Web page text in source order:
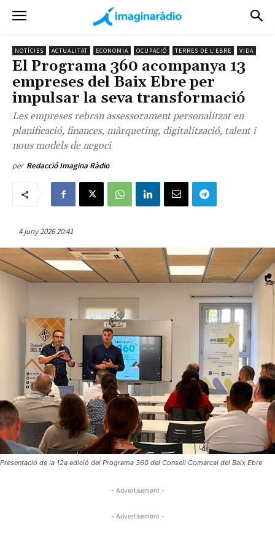
NOTÍCIES ACTUALITAT ECONOMIA OCUPACIÓ TERRES DE L'EBRE VIDA
El Programa 360 acompanya 13
empreses del Baix Ebre per
impulsar la seva transformació
Les empreses rebran assessorament personalitzat en
planificació, finances, màrqueting, digitalització, talent i
nous models de negoci
per Redacció Imagina Ràdio
4 juny 2026 20:41
Presentació de la 12a edició del Programa 360 del Consell Comarcal del Baix Ebre
- Advertisement -
- Advertisement -